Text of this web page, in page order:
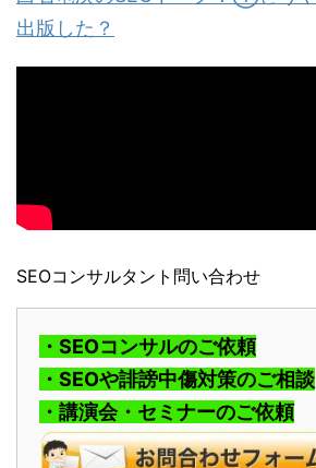
出版した？
SEOコンサルタント問い合わせ
・SEOコンサルのご依頼
・SEOや誹謗中傷対策のご相談
・講演会・セミナーのご依頼